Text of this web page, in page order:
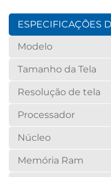
ESPECIFICAÇÕES
Modelo
Tamanho da Tela
Resolução de tela
Processador
Núcleo
Memória Ram